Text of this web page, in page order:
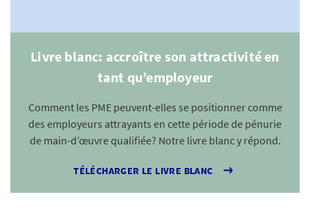
Livre blanc: accroître son attractivité en
tant qu’employeur
Comment les PME peuvent-elles se positionner comme
des employeurs attrayants en cette période de pénurie
de main-d’œuvre qualifiée? Notre livre blanc y répond.
TÉLÉCHARGER LE LIVRE BLANC